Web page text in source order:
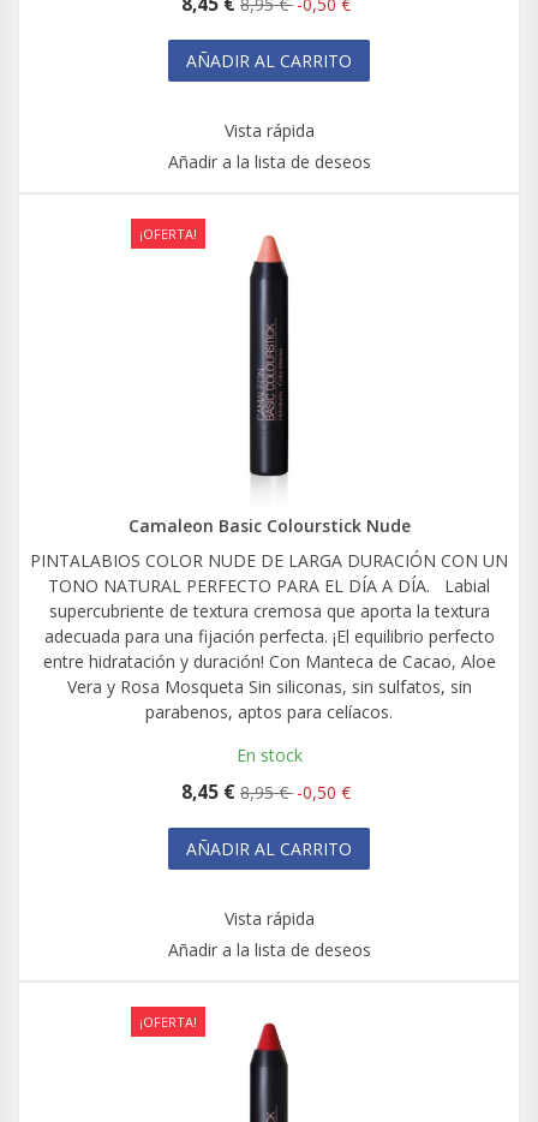
AÑADIR AL CARRITO
Vista rápida
Añadir a la lista de deseos
¡OFERTA!
Camaleon Basic Colourstick Nude
PINTALABIOS COLOR NUDE DE LARGA DURACIÓN CON UN
TONO NATURAL PERFECTO PARA EL DÍA A DÍA. Labial
supercubriente de textura cremosa que aporta la textura
adecuada para una fijación perfecta. ¡El equilibrio perfecto
entre hidratación y duración! Con Manteca de Cacao, Aloe
Vera y Rosa Mosqueta Sin siliconas, sin sulfatos, sin
parabenos, aptos para celíacos.
En stock
8,45 € 8,95 € -0,50 €
AÑADIR AL CARRITO
Vista rápida
Añadir a la lista de deseos
¡OFERTA!